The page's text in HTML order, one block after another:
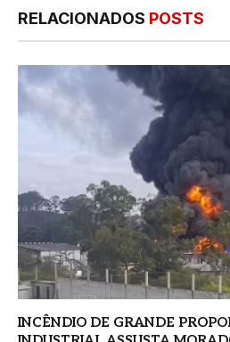
RELACIONADOS POSTS
INCÊNDIO DE GRANDE